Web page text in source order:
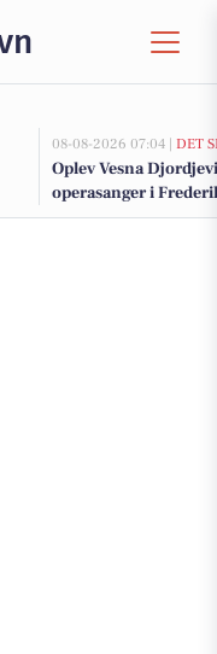
08-08-2026 07:04 | DET
Oplev Vesna
operasanger i
til 39 kr. - se de lokale